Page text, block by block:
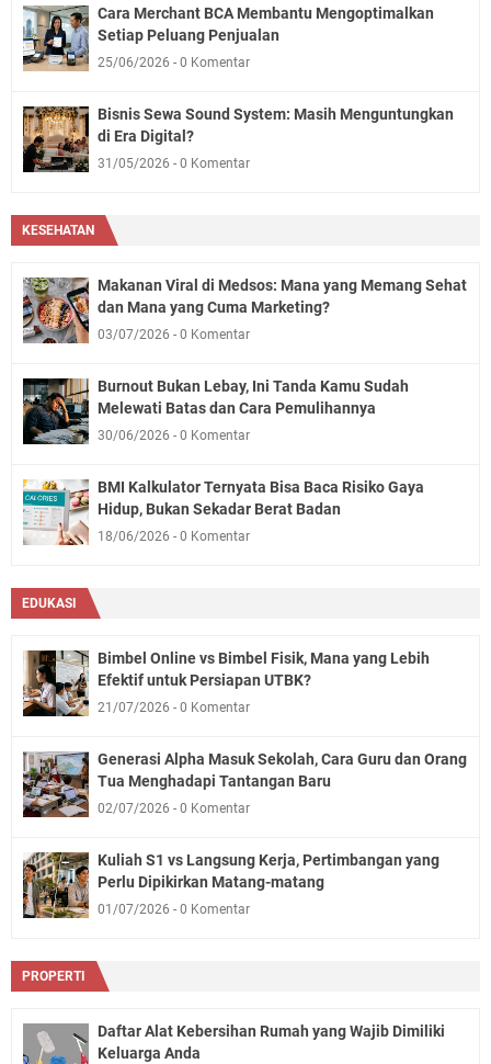
Cara Merchant BCA Membantu Mengoptimalkan
Setiap Peluang Penjualan
25/06/2026 0 Komentar
Bisnis Sewa Sound System: Masih Menguntungkan
di Era Digital?
31/05/2026 0 Komentar
KESEHATAN
Makanan Viral di Medsos: Mana yang Memang Sehat
dan Mana yang Cuma Marketing?
03/07/2026 0 Komentar
Burnout Bukan Lebay, Ini Tanda Kamu Sudah
Melewati Batas dan Cara Pemulihannya
30/06/2026 0 Komentar
BMI Kalkulator Ternyata Bisa Baca Risiko Gaya
Hidup, Bukan Sekadar Berat Badan
18/06/2026 0 Komentar
EDUKASI
Bimbel Online vs Bimbel Fisik, Mana yang Lebih
Efektif untuk Persiapan UTBK?
21/07/2026 0 Komentar
Generasi Alpha Masuk Sekolah, Cara Guru dan Orang
Tua Menghadapi Tantangan Baru
02/07/2026 0 Komentar
Kuliah S1 vs Langsung Kerja, Pertimbangan yang
Perlu Dipikirkan Matang-matang
01/07/2026 0 Komentar
PROPERTI
Daftar Alat Kebersihan Rumah yang Wajib Dimiliki
Keluarga Anda